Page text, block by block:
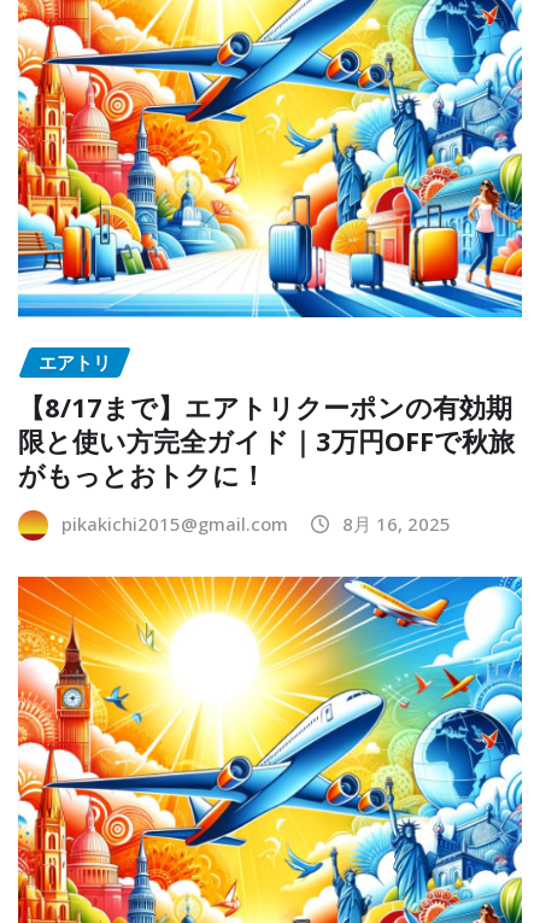
エアトリ
【8/17まで】エアトリクーポンの有効期
限と使い方完全ガイド｜3万円OFFで秋旅
がもっとおトクに！
pikakichi2015@gmail.com 8月 16, 2025